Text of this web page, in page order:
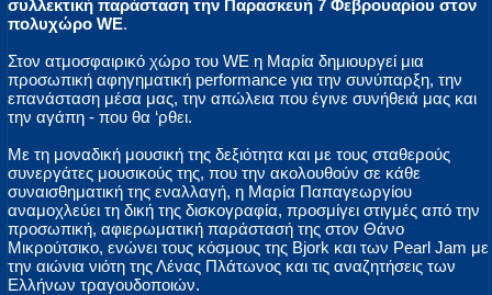
συλλεκτική παράσταση την Παρασκευή 7 Φεβρουαρίου στον
πολυχώρο WE.
Στον ατμοσφαιρικό χώρο του WE η Μαρία δημιουργεί μια
προσωπική αφηγηματική performance για την συνύπαρξη, την
επανάσταση μέσα μας, την απώλεια που έγινε συνήθειά μας και
την αγάπη - που θα ‘ρθει.
Με τη μοναδική μουσική της δεξιότητα και με τους σταθερούς
συνεργάτες μουσικούς της, που την ακολουθούν σε κάθε
συναισθηματική της εναλλαγή, η Μαρία Παπαγεωργίου
αναμοχλεύει τη δική της δισκογραφία, προσμίγει στιγμές από την
προσωπική, αφιερωματική παράστασή της στον Θάνο
Μικρούτσικο, ενώνει τους κόσμους της Bjork και των Pearl Jam με
την αιώνια νιότη της Λένας Πλάτωνος και τις αναζητήσεις των
Ελλήνων τραγουδοποιών.